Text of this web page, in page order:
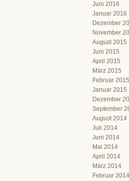
Juni 2016
Januar 2016
Dezember
November
August 2015
Juni 2015
April 2015
März 2015
Februar 2015
Januar 2015
Dezember
September
August 2014
Juli 2014
Juni 2014
Mai 2014
April 2014
März 2014
Februar 2014